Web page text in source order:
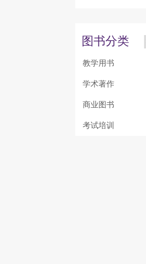
图书分类
教学用书
学术著作
商业图书
考试培训